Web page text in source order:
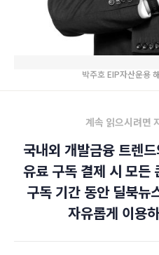
박주호 EIP자산운용
계속 읽으시려면
국내외 개발금융 트렌
유료 구독 결제 시 모든
구독 기간 동안 딜북뉴
자유롭게 이용